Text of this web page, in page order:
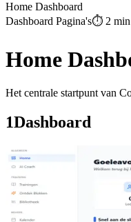
Home Dashboard
Dashboard Pagina's⏱️ 2 min
Home
Het centrale startpunt van
1Dashboard